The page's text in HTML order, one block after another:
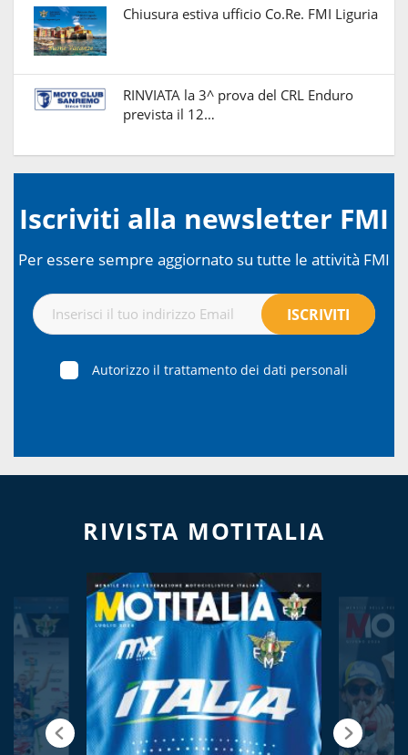
Chiusura estiva ufficio Co.Re. FMI Liguria
RINVIATA la 3^ prova del CRL Enduro
prevista il 12…
Iscriviti alla newsletter FMI
Per essere sempre aggiornato su tutte le attività FMI
Autorizzo il trattamento dei dati personali
RIVISTA MOTITALIA